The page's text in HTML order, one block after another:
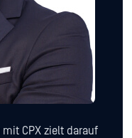
CPX zielt darauf